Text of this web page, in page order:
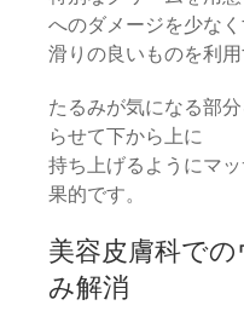
へのダメージを少な
滑りの良いものを利用
たるみが気になる部
らせて下から上に
持ち上げるようにマ
果的です。
美容皮膚科で
み解消